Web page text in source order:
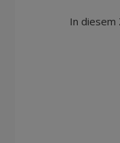
In diesem